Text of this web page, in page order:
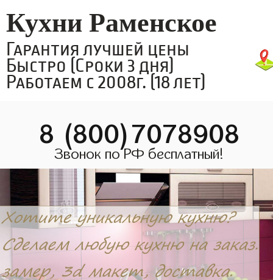
Кухни Раменское
Гарантия лучшей цены
Быстро (Сроки 3 дня)
Работаем с 2008г. (18 лет)
8 (800)7078908
Звонок по РФ бесплатный!